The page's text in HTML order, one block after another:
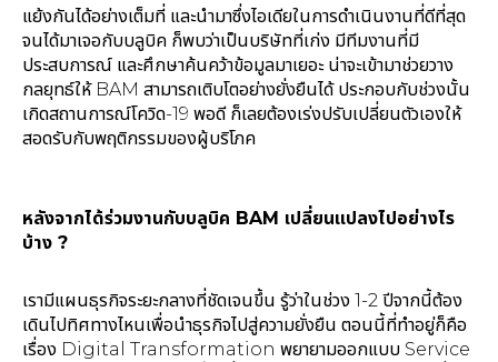
แย้งกันได้อย่างเต็มที่ และนำมาซึ่งไอเดียในการดำเนินงานที่ดีที่สุด
จนได้มาเจอกับบลูบิค ก็พบว่าเป็นบริษัทที่เก่ง มีทีมงานที่มี
ประสบการณ์ และศึกษาค้นคว้าข้อมูลมาเยอะ น่าจะเข้ามาช่วยวาง
กลยุทธ์ให้ BAM สามารถเติบโตอย่างยั่งยืนได้ ประกอบกับช่วงนั้น
เกิดสถานการณ์โควิด-19 พอดี ก็เลยต้องเร่งปรับเปลี่ยนตัวเองให้
สอดรับกับพฤติกรรมของผู้บริโภค
หลังจากได้ร่วมงานกับบลูบิค BAM เปลี่ยนแปลงไปอย่างไร
บ้าง ?
เรามีแผนธุรกิจระยะกลางที่ชัดเจนขึ้น รู้ว่าในช่วง 1-2 ปีจากนี้ต้อง
เดินไปทิศทางไหนเพื่อนำธุรกิจไปสู่ความยั่งยืน ตอนนี้ที่ทำอยู่ก็คือ
เรื่อง Digital Transformation พยายามออกแบบ Service